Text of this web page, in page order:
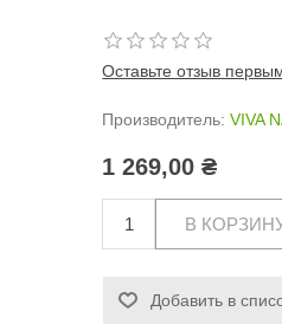
Оставьте отзыв
Производитель: VIVA
1 269,00 ₴